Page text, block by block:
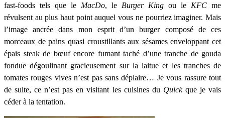
fast-foods tels que le MacDo, le Burger King ou le KFC me
révulsent au plus haut point auquel vous ne pourriez imaginer. Mais
l’image ancrée dans mon esprit d’un burger composé de ces
morceaux de pains quasi croustillants aux sésames enveloppant cet
épais steak de bœuf encore fumant taché d’une tranche de gouda
fondue dégoulinant gracieusement sur la laitue et les tranches de
tomates rouges vives n’est pas sans déplaire… Je vous rassure tout
de suite, ce n’est pas en visitant les cuisines du Quickque je vais
céder à la tentation.